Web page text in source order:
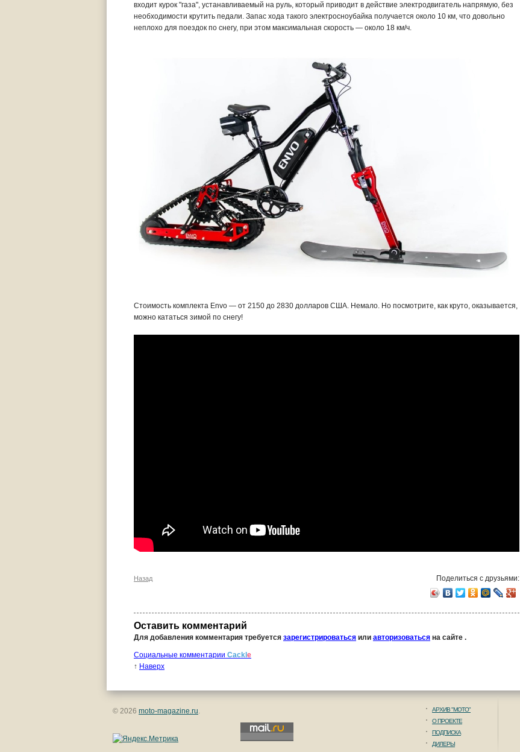
входит курок "газа", устанавливаемый на руль, который приводит в действие электродвигатель напрямую, без
необходимости крутить педали. Запас хода такого электросноубайка получается около 10 км, что довольно
неплохо для поездок по снегу, при этом максимальная скорость — около 18 км/ч.
Стоимость комплекта Envo — от 2150 до 2830 долларов США. Немало. Но посмотрите, как круто, оказывается,
можно кататься зимой по снегу!
Назад Поделиться с друзьями:
Оставить комментарий
Для добавления комментария требуется зарегистрироваться или авторизоваться на сайте .
Социальные комментарии Cackle
↑ Наверх
© 2026 moto-magazine.ru
АРХИВ "МОТО"
О ПРОЕКТЕ
ПОДПИСКА
ДИЛЕРЫ